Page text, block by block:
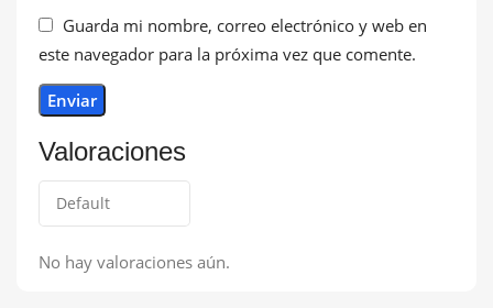
Valoraciones
No hay valoraciones aún.
Guarda mi nombre, correo electrónico y web en
este navegador para la próxima vez que comente.